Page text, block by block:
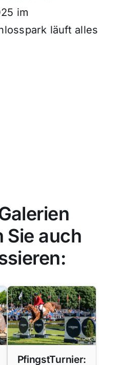
im
läuft alles
Sie auch
PfingstTurnier: